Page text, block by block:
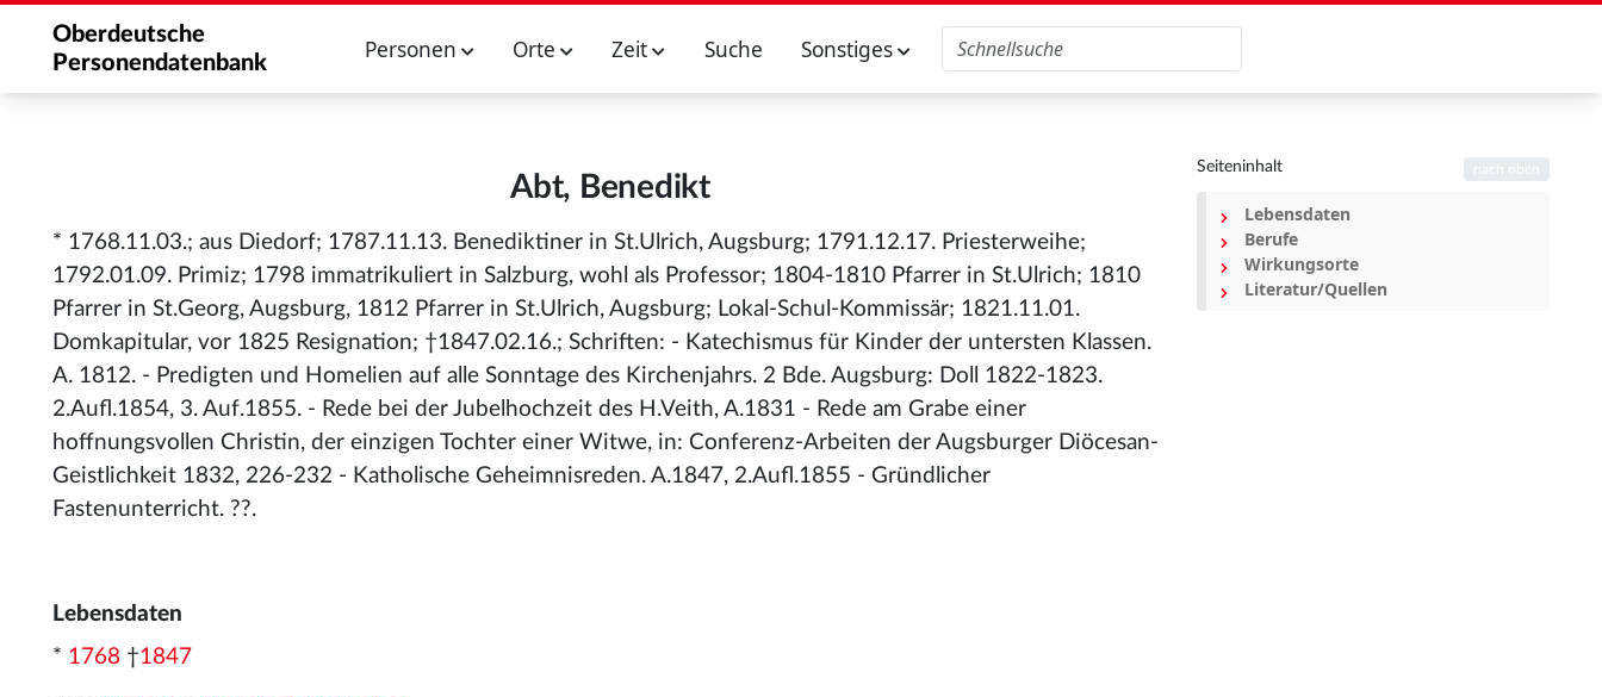
Oberdeutsche
Personendatenbank
Personen Orte Zeit Suche Sonstiges
Abt, Benedikt
* 1768.11.03.; aus Diedorf; 1787.11.13. Benediktiner in St.Ulrich, Augsburg; 1791.12.17. Priesterweihe;
1792.01.09. Primiz; 1798 immatrikuliert in Salzburg, wohl als Professor; 1804-1810 Pfarrer in St.Ulrich; 1810
Pfarrer in St.Georg, Augsburg, 1812 Pfarrer in St.Ulrich, Augsburg; Lokal-Schul-Kommissär; 1821.11.01.
Domkapitular, vor 1825 Resignation; †1847.02.16.; Schriften: - Katechismus für Kinder der untersten Klassen.
A. 1812. - Predigten und Homelien auf alle Sonntage des Kirchenjahrs. 2 Bde. Augsburg: Doll 1822-1823.
2.Aufl.1854, 3. Auf.1855. - Rede bei der Jubelhochzeit des H.Veith, A.1831 - Rede am Grabe einer
hoffnungsvollen Christin, der einzigen Tochter einer Witwe, in: Conferenz-Arbeiten der Augsburger Diöcesan-
Geistlichkeit 1832, 226-232 - Katholische Geheimnisreden. A.1847, 2.Aufl.1855 - Gründlicher
Fastenunterricht. ??.
Lebensdaten
* 1768 †1847
Seiteninhalt
Lebensdaten
Berufe
Wirkungsorte
Literatur/Quellen